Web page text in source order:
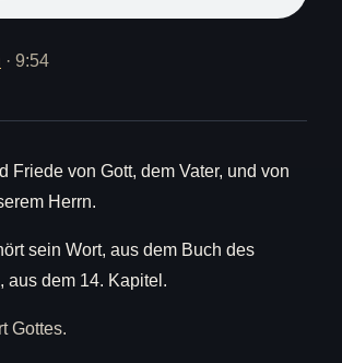
· 9:54
Friede von Gott, dem Vater, und von
Herrn.
sein Wort, aus dem Buch des
aus dem 14. Kapitel.
Gottes.